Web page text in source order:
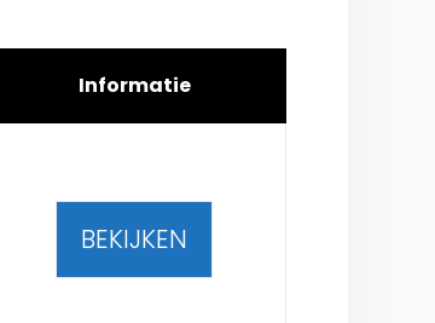
Informatie
BEKIJKEN